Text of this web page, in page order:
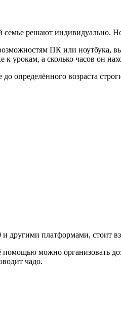
решают индивидуально.
ПК или ноутбука,
урокам, а сколько часов он
определённого возраста
другими платформами, стоит
можно организовать
чадо.